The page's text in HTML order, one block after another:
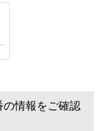
の情報をご確認